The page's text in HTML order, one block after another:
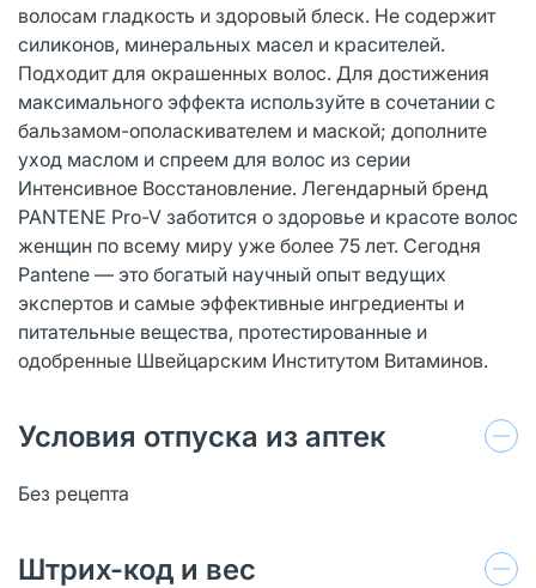
волосам гладкость и здоровый блеск. Не содержит
силиконов, минеральных масел и красителей.
Подходит для окрашенных волос. Для достижения
максимального эффекта используйте в сочетании с
бальзамом-ополаскивателем и маской; дополните
уход маслом и спреем для волос из серии
Интенсивное Восстановление. Легендарный бренд
PANTENE Pro-V заботится о здоровье и красоте волос
женщин по всему миру уже более 75 лет. Сегодня
Pantene — это богатый научный опыт ведущих
экспертов и самые эффективные ингредиенты и
питательные вещества, протестированные и
одобренные Швейцарским Институтом Витаминов.
Условия отпуска из аптек
Без рецепта
Штрих-код и вес